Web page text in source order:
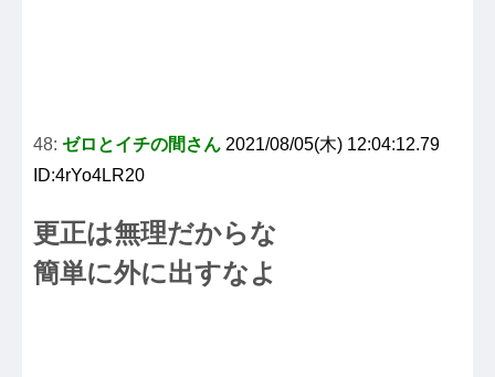
48: ゼロとイチの間さん 2021/08/05(木) 12:04:12.79
ID:4rYo4LR20
更正は無理だからな
簡単に外に出すなよ